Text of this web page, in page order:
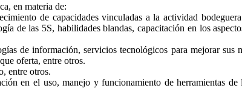
en materia de:
de capacidades vinculadas a la actividad
de las 5S, habilidades blandas, capacitación en los
de información, servicios tecnológicos para mejorar
oferta, entre otros.
entre otros.
en el uso, manejo y funcionamiento de herramientas